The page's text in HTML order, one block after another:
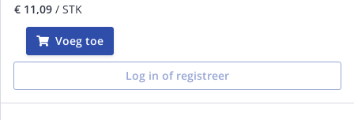
€ 11,09 / STK
Voeg toe
Log in of registreer